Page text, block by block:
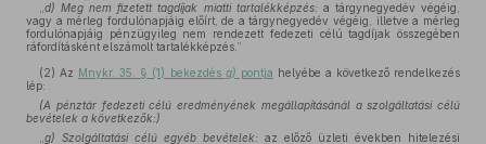
d) Meg nem fizetett tagdíjak miatti tartalékképzés: a tárgynegyedév végéig,
vagy a mérleg fordulónapjáig előírt, de a tárgynegyedév végéig, illetve a mérleg
fordulónapjáig pénzügyileg nem rendezett fedezeti célú tagdíjak összegében
ráfordításként elszámolt tartalékképzés.”
(2) Az Mnykr. 35. § (1) bekezdés g) pontja helyébe a következő rendelkezés
lép:
(A pénztár fedezeti célú eredményének megállapításánál a szolgáltatási célú
bevételek a következők:)
g) Szolgáltatási célú egyéb bevételek: az előző üzleti években hitelezési